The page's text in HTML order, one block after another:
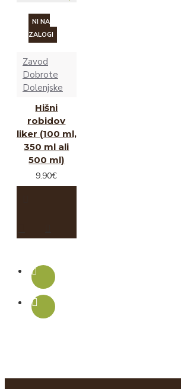
NI NA
ZALOGI
Zavod
Dobrote
Dolenjske
Hišni
robidov
liker (100 ml,
350 ml ali
500 ml)
9.90€